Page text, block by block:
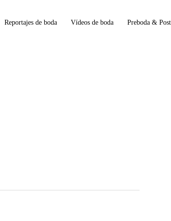
Reportajes de boda Vídeos de boda Preboda &